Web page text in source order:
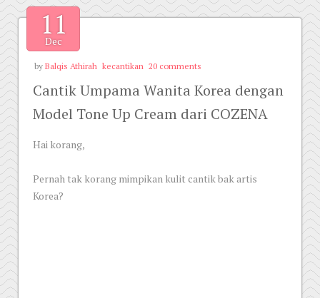
11
Dec
by Balqis Athirah kecantikan 20 comments
Cantik Umpama Wanita Korea dengan
Model Tone Up Cream dari COZENA
Hai korang,
Pernah tak korang mimpikan kulit cantik bak artis
Korea?